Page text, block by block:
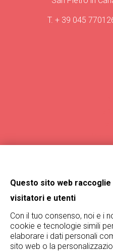
T. + 39 045
Termini
Rimani
iscrivendoti
Questo sito web
visitatori e utenti
Con il tuo consenso, noi e i
cookie e tecnologie simili
elaborare i dati personali
sito web o la